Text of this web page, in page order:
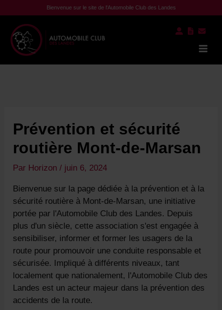
au
contenu
Bienvenue sur le site de l'Automobile Club des Landes
Prévention et sécurité
routière Mont-de-Marsan
Par Horizon/ juin 6, 2024
Bienvenue sur la page dédiée à la prévention et à la
sécurité routière à Mont-de-Marsan, une initiative
portée par l'Automobile Club des Landes. Depuis
plus d'un siècle, cette association s'est engagée à
sensibiliser, informer et former les usagers de la
route pour promouvoir une conduite responsable et
sécurisée. Impliqué à différents niveaux, tant
localement que nationalement, l'Automobile Club des
Landes est un acteur majeur dans la prévention des
accidents de la route.